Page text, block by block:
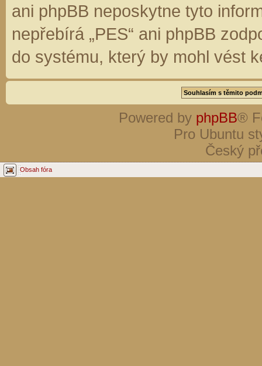
ani phpBB neposkytne tyto
nepřebírá „PES“ ani phpBB
do systému, který by mohl vést
Powered by phpBB®
Pro Ubuntu
Český
Obsah fóra